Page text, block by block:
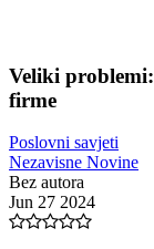
Veliki problemi:
firme
Poslovni savjeti
Nezavisne Novine
Bez autora
Jun 27 2024